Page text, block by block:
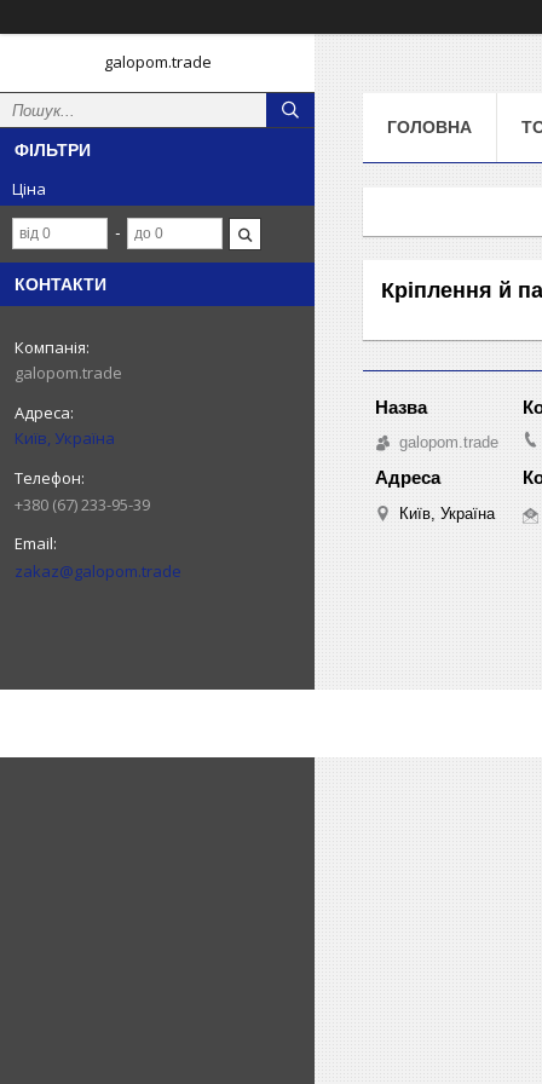
galopom.trade
ФІЛЬТРИ
Ціна
КОНТАКТИ
galopom.trade
Київ, Україна
+380 (67) 233-95-39
zakaz@galopom.trade
ГОЛОВНА
Кріплення й
galopom.trade
Київ, Україна